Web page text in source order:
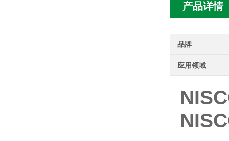
产品详情
品牌
应用领域